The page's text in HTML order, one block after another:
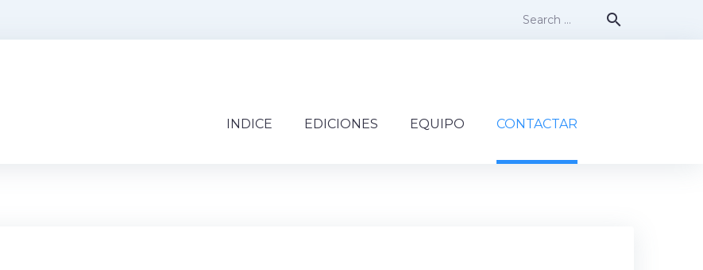
Search
search
INDICE EDICIONES EQUIPO CONTACTAR